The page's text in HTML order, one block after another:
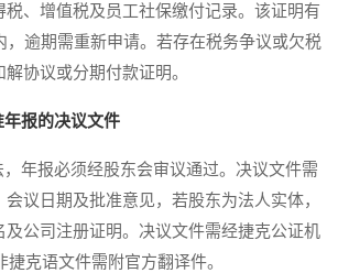
税、增值税及员工社保缴付记录。该证明有
，逾期需重新申请。若存在税务争议或欠税
协议或分期付款证明。
年报的决议文件
报必须经股东会审议通过。决议文件需
议日期及批准意见，若股东为法人实体，
及公司注册证明。决议文件需经捷克公证机
捷克语文件需附官方翻译件。